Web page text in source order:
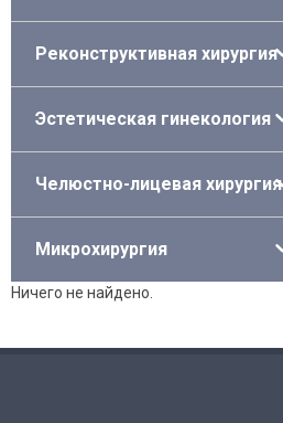
Реконструктивная хирургия
Эстетическая гинекология
Челюстно-лицевая хирургия
Микрохирургия
Ничего не найдено.